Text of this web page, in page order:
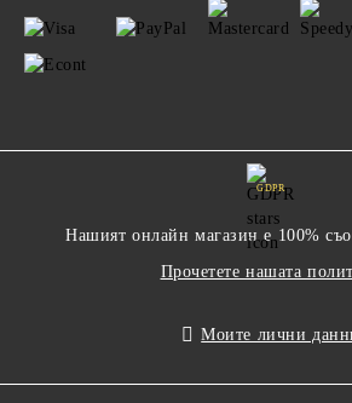
GDPR
Нашият онлайн магазин е 100%
Прочетете нашата
Моите лични